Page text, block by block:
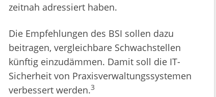
zeitnah adressiert haben.
Die Empfehlungen des BSI sollen dazu
beitragen, vergleichbare Schwachstellen
künftig einzudämmen. Damit soll die IT-
Sicherheit von Praxisverwaltungssystemen
verbessert werden.3